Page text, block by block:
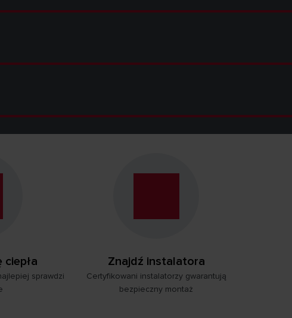
ciepła
sprawdzi
Znajdź instalatora
Certyfikowani instalatorzy gwarantują
bezpieczny montaż